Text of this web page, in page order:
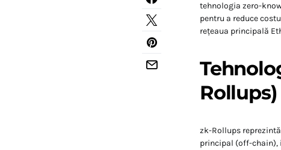
tehnologia zero-
pentru a reduce
rețeaua principală
Rollups)
zk-Rollups
principal (off-chain),